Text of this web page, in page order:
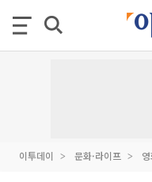
이투데이 문화·라이프